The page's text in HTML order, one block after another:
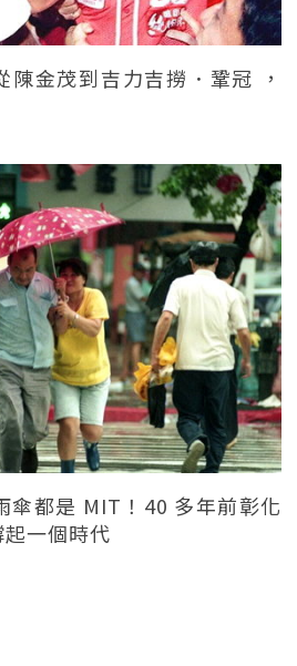
陳金茂到吉力吉撈．鞏冠 ，
傘都是 MIT！40 多年前彰化
起一個時代